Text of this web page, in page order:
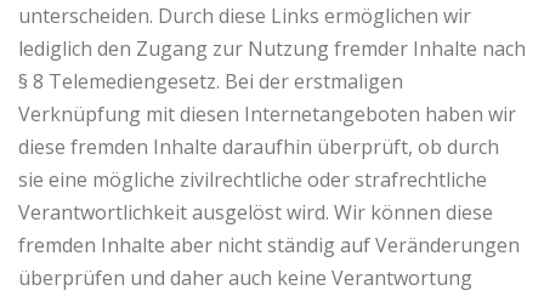
unterscheiden. Durch diese Links ermöglichen wir
lediglich den Zugang zur Nutzung fremder Inhalte nach
§ 8 Telemediengesetz. Bei der erstmaligen
Verknüpfung mit diesen Internetangeboten haben wir
diese fremden Inhalte daraufhin überprüft, ob durch
sie eine mögliche zivilrechtliche oder strafrechtliche
Verantwortlichkeit ausgelöst wird. Wir können diese
fremden Inhalte aber nicht ständig auf Veränderungen
überprüfen und daher auch keine Verantwortung